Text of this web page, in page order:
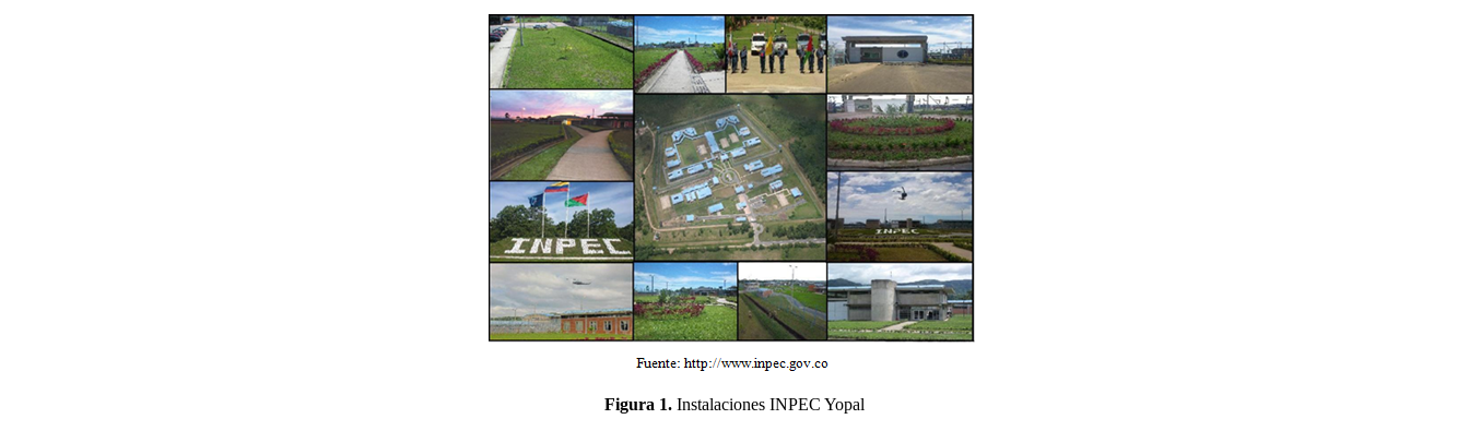
Figura 1. Instalaciones INPEC Yopal